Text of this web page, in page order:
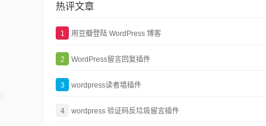
热评文章
1 用豆瓣登陆 WordPress 博客
2 WordPress留言回复插件
3 wordpress读者墙插件
4 wordpress 验证码反垃圾留言插件